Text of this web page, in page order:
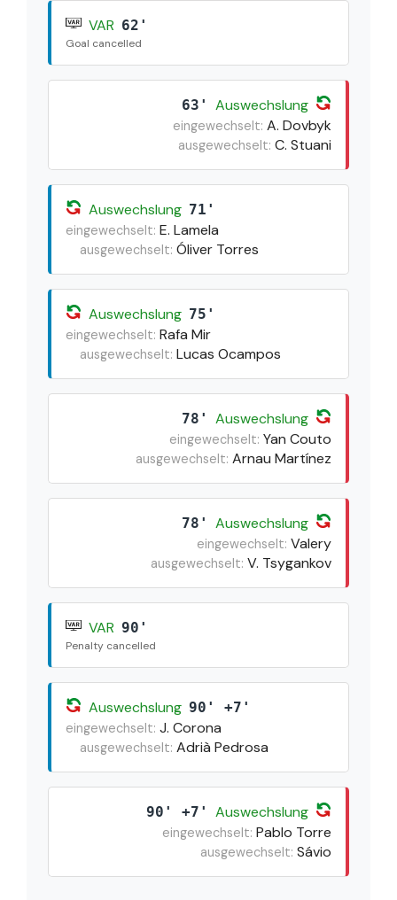
VAR 62'
Goal cancelled
63' Auswechslung
eingewechselt: A. Dovbyk
ausgewechselt: C. Stuani
Auswechslung 71'
eingewechselt: E. Lamela
ausgewechselt: Óliver Torres
Auswechslung 75'
eingewechselt: Rafa Mir
ausgewechselt: Lucas Ocampos
78' Auswechslung
eingewechselt: Yan Couto
ausgewechselt: Arnau Martínez
78' Auswechslung
eingewechselt: Valery
ausgewechselt: V. Tsygankov
VAR 90'
Penalty cancelled
Auswechslung 90' +7'
eingewechselt: J. Corona
ausgewechselt: Adrià Pedrosa
90' +7' Auswechslung
eingewechselt: Pablo Torre
ausgewechselt: Sávio